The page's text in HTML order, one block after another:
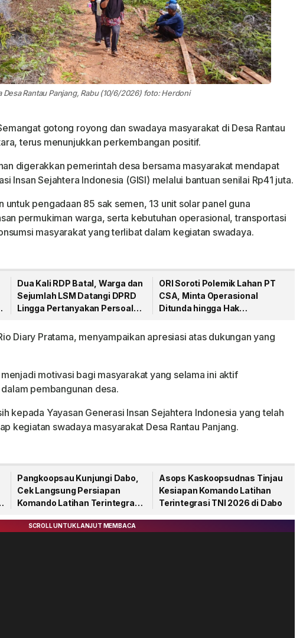
Rantau Panjang, Rabu (10/6/2026) foto: Herdoni
gotong royong dan swadaya masyarakat di Desa Rantau
terus menunjukkan perkembangan positif.
digerakkan pemerintah desa bersama masyarakat mendapat
Insan Sejahtera Indonesia (GISI) melalui bantuan senilai Rp41 juta.
untuk pengadaan 85 sak semen, 13 unit solar panel guna
permukiman warga, serta kebutuhan operasional, transportasi
masyarakat yang terlibat dalam kegiatan swadaya.
Dua Kali RDP Batal, Warga dan
Sejumlah LSM Datangi DPRD
Lingga Pertanyakan Persoalan
ORI Soroti Polemik Lahan PT
CSA, Minta Operasional
Ditunda hingga Hak
Diary Pratama, menyampaikan apresiasi atas dukungan yang
motivasi bagi masyarakat yang selama ini aktif
pembangunan desa.
kepada Yayasan Generasi Insan Sejahtera Indonesia yang telah
kegiatan swadaya masyarakat Desa Rantau Panjang.
Pangkoopsau Kunjungi Dabo,
Cek Langsung Persiapan
Komando Latihan Terintegrasi
Asops Kaskoopsudnas Tinjau
Kesiapan Komando Latihan
Terintegrasi TNI 2026 di Dabo